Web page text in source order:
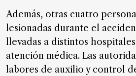
FAQ
Además, otras cuatro
lesionadas durante el
llevadas a distintos
atención médica. Las
labores de auxilio y control